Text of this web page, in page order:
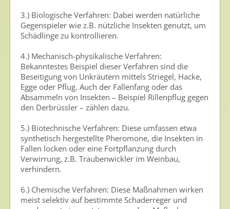
3.) Biologische Verfahren: Dabei werden natürliche
Gegenspieler wie z.B. nützliche Insekten genutzt, um
Schädlinge zu kontrollieren.
4.) Mechanisch-physikalische Verfahren:
Bekanntestes Beispiel dieser Verfahren sind die
Beseitigung von Unkräutern mittels Striegel, Hacke,
Egge oder Pflug. Auch der Fallenfang oder das
Absammeln von Insekten – Beispiel Rillenpflug gegen
den Derbrüssler – zählen dazu.
5.) Biotechnische Verfahren: Diese umfassen etwa
synthetisch hergestellte Pheromone, die Insekten in
Fallen locken oder eine Fortpflanzung durch
Verwirrung, z.B. Traubenwickler im Weinbau,
verhindern.
6.) Chemische Verfahren: Diese Maßnahmen wirken
meist selektiv auf bestimmte Schaderreger und